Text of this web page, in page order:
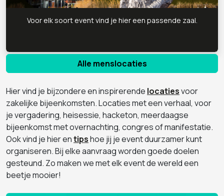
Voor elk soort event vind je hier een passende zaal.
Alle menslocaties
Hier vind je bijzondere en inspirerende locatiesvoor
zakelijke bijeenkomsten. Locaties met een verhaal, voor
je vergadering, heisessie, hacketon, meerdaagse
bijeenkomst met overnachting, congres of manifestatie.
Ook vind je hier entipshoe jij je event duurzamer kunt
organiseren. Bij elke aanvraag worden goede doelen
gesteund. Zo maken we met elk event de wereld een
beetje mooier!